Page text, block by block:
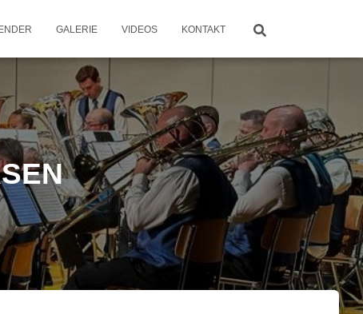
GALERIE VIDEOS KONTAKT